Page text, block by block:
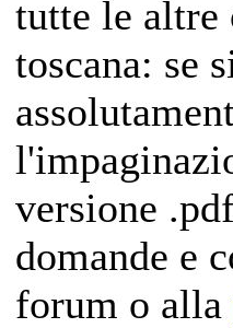
tutte le altre
toscana: se
versione
domande e
forum o alla